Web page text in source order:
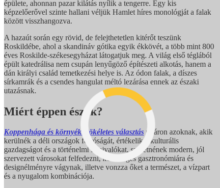
épülete, ahonnan pazar kilátás nyílik a tengerre. Egy kis
képzelőerővel szinte hallani véljük Hamlet híres monológját a falak
között visszhangozva.
A hazaút során egy rövid, de felejthetetlen kitérőt teszünk
Roskildébe, ahol a skandináv gótika egyik ékkövét, a több mint 800
éves Roskilde-székesegyházat látogatjuk meg. A világ első téglából
épült katedrálisa nem csupán lenyűgöző építészeti alkotás, hanem a
dán királyi család temetkezési helye is. Az ódon falak, a díszes
sírkamrák és a csendes hangulat méltó lezárása ennek az északi
utazásnak.
Miért éppen észak?
Koppenhága és környéke tökéletes választás nyáron azoknak, akik
kerülnék a déli országok forróságát, értékelik a kulturális
gazdagságot és a történelmi látnivalókat, szeretnének modern, jól
szervezett városokat felfedezni, különleges gasztronómiára és
designélményre vágynak, illetve vonzza őket a természet, a vízpart
és a nyugalom kombinációja.